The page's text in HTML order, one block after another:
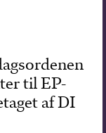
til EP-
af DI